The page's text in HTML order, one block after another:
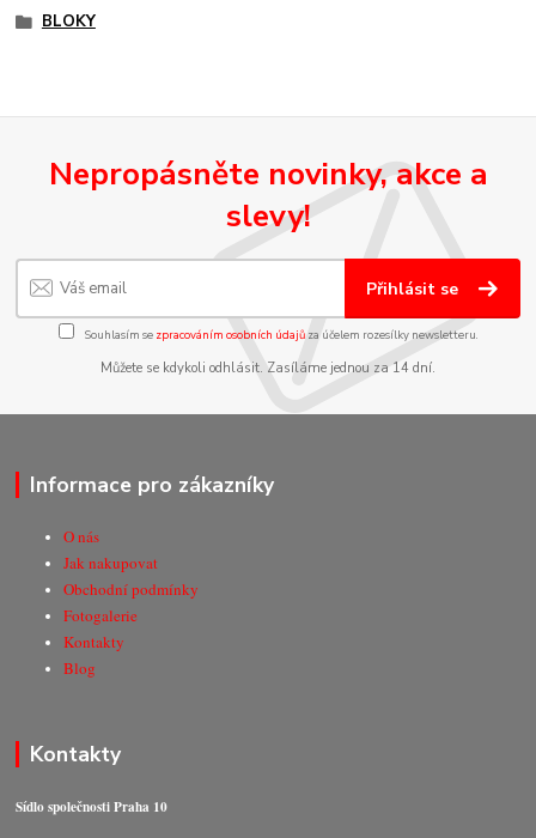
BLOKY
Nepropásněte novinky, akce a
slevy!
Přihlásit se
Souhlasím se zpracováním osobních údajůza účelem rozesílky newsletteru.
Můžete se kdykoli odhlásit. Zasíláme jednou za 14 dní.
Informace pro zákazníky
O nás
Jak nakupovat
Obchodní podmínky
Fotogalerie
Kontakty
Blog
Kontakty
Sídlo společnosti Praha 10